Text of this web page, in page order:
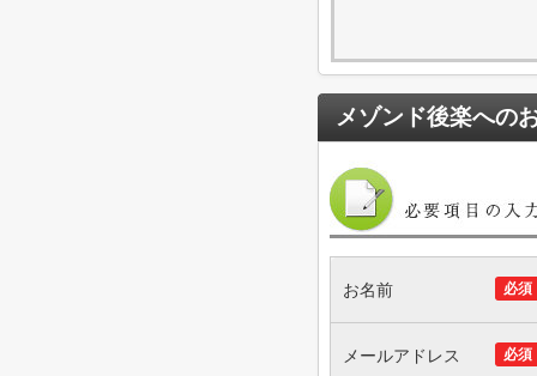
メゾンド後楽への
必須
お名前
必須
メールアドレス